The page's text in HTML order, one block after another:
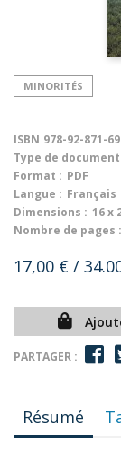
MINORITÉS
ISBN 978-92-871-
Type de document
Format : PDF
Langue : Français
Dimensions : 16 x
Nombre de pages :
17,00 € /
PARTAGER :
Résumé